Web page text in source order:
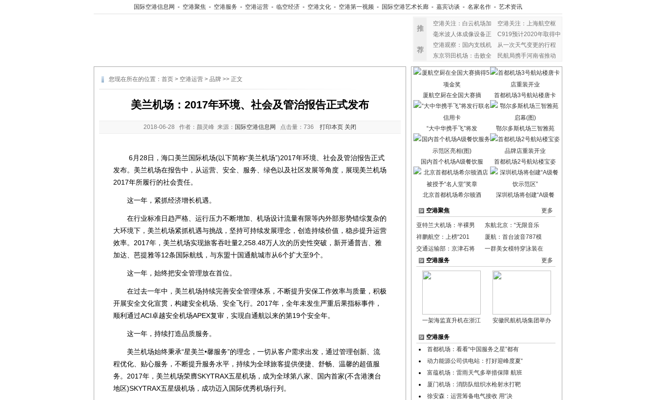
国际空港信息网 - 空港聚焦 - 空港服务 - 空港运营 - 临空经济 - 空港文化 - 空港第一视频 - 国际空港艺术长廊 - 嘉宾访谈 - 名家名作 - 艺术资讯
推
荐
空港关注：白云机场加
空港关注：上海航空枢
毫米波人体成像设备正
C919预计2020年取得中
空港观察：国内支线机
从一次天气变更的行程
东京羽田机场：击败全
民航局携手河南省推动
您现在所在的位置： 首页 > 空港运营 > 品牌 >> 正文
美兰机场：2017年环境、社会及管治报告正式发布
2018-06-28 作者：颜灵峰 来源： 国际空港信息网 点击量： 736 打印本页 关闭
6月28日，海口美兰国际机场(以下简称“美兰机场”)2017年环境、社会及管治报告正式
发布。美兰机场在报告中，从运营、安全、服务、绿色以及社区发展等角度，展现美兰机场
2017年所履行的社会责任。
这一年，紧抓经济增长机遇。
在行业标准日趋严格、运行压力不断增加、机场设计流量有限等内外部形势错综复杂的
大环境下，美兰机场紧抓机遇与挑战，坚持可持续发展理念，创造持续价值，稳步提升运营
效率。2017年，美兰机场实现旅客吞吐量2,258.48万人次的历史性突破，新开通普吉、雅
加达、芭提雅等12条国际航线，与东盟十国通航城市从6个扩大至9个。
这一年，始终把安全管理放在首位。
在过去一年中，美兰机场持续完善安全管理体系，不断提升安保工作效率与质量，积极
开展安全文化宣贯，构建安全机场、安全飞行。2017年，全年未发生严重后果指标事件，
顺利通过ACI卓越安全机场APEX复审，实现自通航以来的第19个安全年。
这一年，持续打造品质服务。
美兰机场始终秉承“星美兰•馨服务”的理念，一切从客户需求出发，通过管理创新、流
程优化、贴心服务，不断提升服务水平，持续为全球旅客提供便捷、舒畅、温馨的超值服
务。2017年，美兰机场荣膺SKYTRAX五星机场，成为全球第八家、国内首家(不含港澳台
地区)SKYTRAX五星级机场，成功迈入国际优秀机场行列。
厦航空厨在全国大赛摘 首都机场3号航站楼唐卡
“大中华携手飞”将发 鄂尔多斯机场三智雅苑
国内首个机场A级餐饮服 首都机场2号航站楼宝姿
北京首都机场希尔顿酒 深圳机场将创建“A级餐
空港聚焦 更多
亚特兰大机场：半裸男
东航北京：“无限音乐
祥鹏航空：上榜“201
厦航：首台波音787模
交通运输部：京津石将
一群美女模特穿泳装在
空港服务
更多
一架海监直升机在浙江 安徽民航机场集团举办
空港服务
首都机场：看看“中国服务之星”都有
动力能源公司供电站：打好迎峰度夏“
富蕴机场：雷雨天气多举措保障 航班
厦门机场：消防队组织水枪射水打靶
徐安森：运营筹备电气接收 用“决